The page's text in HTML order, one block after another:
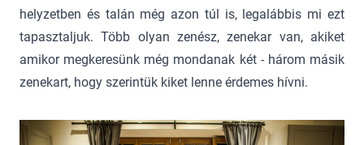
helyzetben és talán még azon túl is, legalábbis mi ezt
tapasztaljuk. Több olyan zenész, zenekar van, akiket
amikor megkeresünk még mondanak két - három másik
zenekart, hogy szerintük kiket lenne érdemes hívni.